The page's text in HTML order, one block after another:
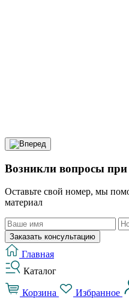
Возникли вопросы
Оставьте свой номер, мы
материал
Заказать консультацию
Главная
Каталог
Корзина Избранное